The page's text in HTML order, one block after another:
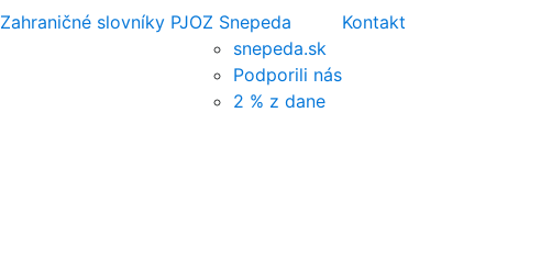
Zahraničné slovníky PJOZ Snepeda
snepeda.sk
Podporili nás
2 % z dane
Kontakt